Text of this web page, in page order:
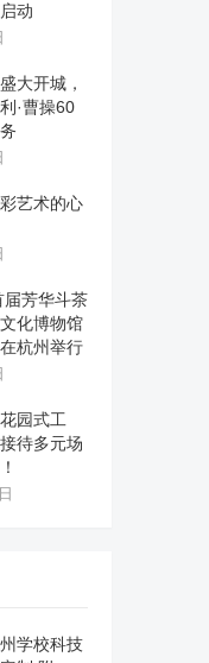
动
大开城，
·曹操60
艺术的心
届芳华斗茶
化博物馆
杭州举行
园式工
待多元场
学校科技